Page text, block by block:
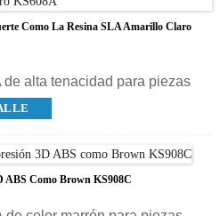
Como La Resina SLA Amarillo Claro
alta tenacidad para piezas
todos los beneficios y la
pero es
amarillo claro.Es aplicable
ideal para prototipos
y piezas de producción
de la industria automotriz,
ABS Como Brown KS908C